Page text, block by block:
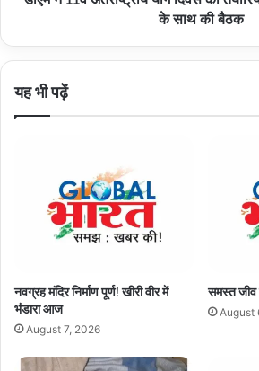
बैठक
के साथ की बैठक
यह भी पढ़ें
नवग्रह मंदिर निर्माण पूर्ण! खीरी वीर में
भंडारा आज
August 7, 2026
समस्त जीव
August